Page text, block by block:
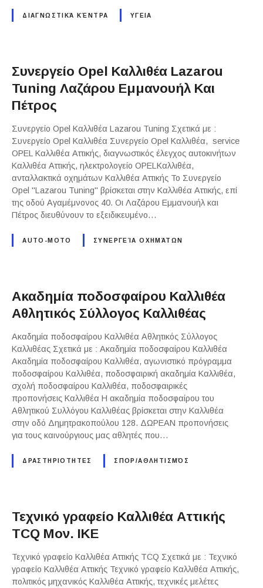
ΔΙΑΓΝΩΣΤΙΚΆ ΚΈΝΤΡΑ ΥΓΕΙΑ
Συνεργείο Opel Καλλιθέα Lazarou
Tuning Λαζάρου Εμμανουήλ Και
Πέτρος
Συνεργείο Opel Καλλιθέα Lazarou Tuning Σχετικά με :
Συνεργείο Opel Καλλιθέα Συνεργείο Opel Καλλιθέα, service
OPEL Καλλιθέα Αττικής, διαγνωστικός έλεγχος αυτοκινήτων
Καλλιθέα Αττικής, ηλεκτρολογείο OPELΚαλλιθέα,
ανταλλακτικά οχημάτων Καλλιθέα Αττικής Το Συνεργείο
Opel "Lazarou Tuning" βρίσκεται στην Καλλιθέα Αττικής, επί
της οδού Αγαμέμνονος 40. Οι Λαζάρου Εμμανουήλ και
Πέτρος διευθύνουν το εξειδικευμένο…
AUTO-MOTO ΣΥΝΕΡΓΕΊΑ ΟΧΗΜΆΤΩΝ
Ακαδημία ποδοσφαίρου Καλλιθέα
Αθλητικός Σύλλογος Καλλιθέας
Ακαδημία ποδοσφαίρου Καλλιθέα Αθλητικός Σύλλογος
Καλλιθέας Σχετικά με : Ακαδημία ποδοσφαίρου Καλλιθέα
Ακαδημία ποδοσφαίρου Καλλιθέα, αγωνιστικό πρόγραμμα
ποδοσφαίρου Καλλιθέα, ποδοσφαιρική ακαδημία Καλλιθέα,
σχολή ποδοσφαίρου Καλλιθέα, ποδοσφαιρικές
προπονήσεις Καλλιθέα Η ακαδημία ποδοσφαίρου του
Αθλητικού Συλλόγου Καλλιθέας βρίσκεται στην Καλλιθέα
στην οδό Δημητρακοπούλου 128. ΔΩΡΕΑΝ προπονήσεις
για τους καινούργιους μας αθλητές που…
ΔΡΑΣΤΗΡΙΟΤΗΤΕΣ ΣΠΟΡ/ΑΘΛΗΤΙΣΜΌΣ
Τεχνικό γραφείο Καλλιθέα Αττικής
TCQ Μον. ΙΚΕ
Τεχνικό γραφείο Καλλιθέα Αττικής TCQ Σχετικά με : Τεχνικό
γραφείο Καλλιθέα Αττικής Τεχνικό γραφείο Καλλιθέα Αττικής,
πολιτικός μηχανικός Καλλιθέα Αττικής, τεχνικές μελέτες